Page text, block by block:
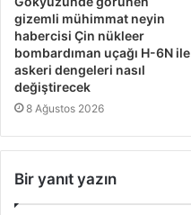
gizemli mühimmat neyin
habercisi Çin nükleer
bombardıman uçağı H-6N ile
askeri dengeleri nasıl
değiştirecek
8 Ağustos 2026
Bir yanıt yazın